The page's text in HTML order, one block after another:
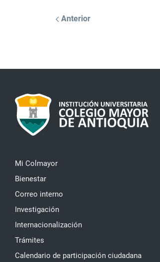
Anterior
Mi Colmayor
Bienestar
Correo interno
Investigación
Internacionalización
Trámites
Calendario de participación ciudadana